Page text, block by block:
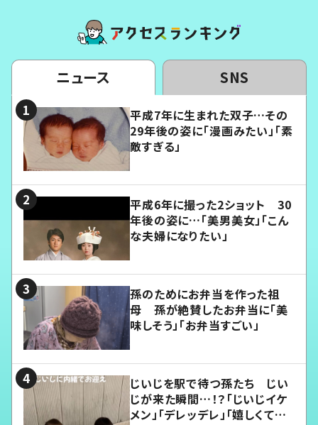
ニュース SNS
平成7年に生まれた双子…その
29年後の姿に「漫画みたい」「素
敵すぎる」
平成6年に撮った2ショット 30
年後の姿に…「美男美女」「こん
な夫婦になりたい」
孫のためにお弁当を作った祖
母 孫が絶賛したお弁当に「美
味しそう」「お弁当すごい」
じいじを駅で待つ孫たち じい
じが来た瞬間…！？「じいじイケ
メン」「デレッデレ」「嬉しくて可